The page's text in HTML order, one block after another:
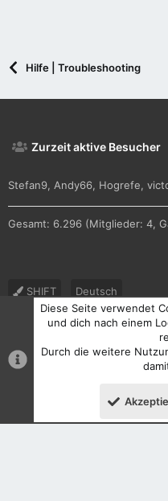
Hilfe | Troubleshooting
Zurzeit aktive Besucher
Stefan9 Andy66 Hogrefe
Gesamt: 6.296 (Mitglieder: 4,
SHIFT
Deutsch
Nutzungsbedingungen
S
S
Diese Seite verwendet
und dich nach einem
Durch die weitere